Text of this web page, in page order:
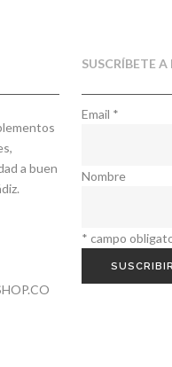
a buen
SUSCRÍBETE
Email *
Nombre
* campo